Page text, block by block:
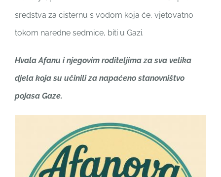
sredstva za cisternu s vodom koja će, vjetovatno
tokom naredne sedmice, biti u Gazi.
Hvala Afanu i njegovim roditeljima za sva velika
djela koja su učinili za napaćeno stanovništvo
pojasa Gaze.